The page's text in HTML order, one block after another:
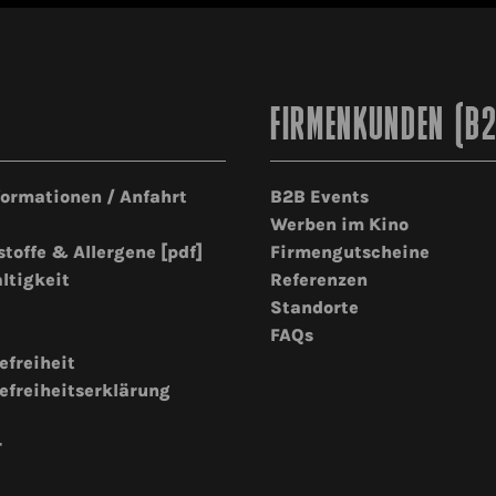
/ Anfahrt
& Allergene [pdf]
FIRMENKUNDEN
B2B Events
Werben im Kino
Firmengutscheine
Referenzen
Standorte
FAQs